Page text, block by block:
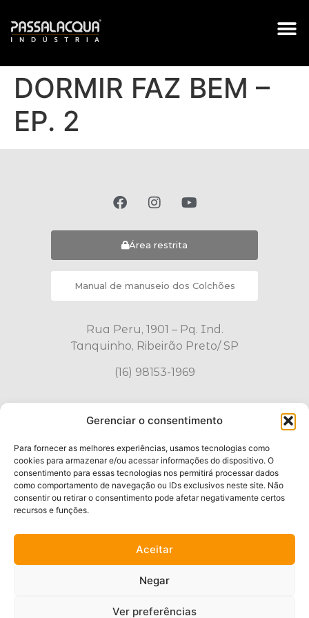
Gerenciar o consentimento
Para fornecer as melhores experiências, usamos tecnologias como
cookies para armazenar e/ou acessar informações do dispositivo. O
consentimento para essas tecnologias nos permitirá processar dados
como comportamento de navegação ou IDs exclusivos neste site. Não
consentir ou retirar o consentimento pode afetar negativamente certos
recursos e funções.
Aceitar
Negar
Ver preferências
DORMIR FAZ BEM –
EP. 2
Área restrita
Manual de manuseio dos Colchões
Rua Peru, 1901 – Pq. Ind.
Tanquinho, Ribeirão Preto/ SP
(16) 98153-1969
WhatsApp
PORTAL DE DENÚNCIAS
*Clique acima e acesse nossa plataforma de
Direitos Reservados